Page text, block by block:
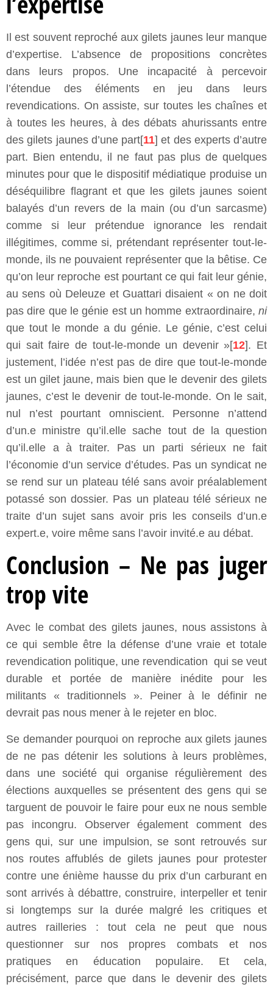
Il est souvent reproché aux gilets jaunes leur manque
d’expertise. L’absence de propositions concrètes
dans leurs propos. Une incapacité à percevoir
l’étendue des éléments en jeu dans leurs
revendications. On assiste, sur toutes les chaînes et
à toutes les heures, à des débats ahurissants entre
des gilets jaunes d’une part[11] et des experts d’autre
part. Bien entendu, il ne faut pas plus de quelques
minutes pour que le dispositif médiatique produise un
déséquilibre flagrant et que les gilets jaunes soient
balayés d’un revers de la main (ou d’un sarcasme)
comme si leur prétendue ignorance les rendait
illégitimes, comme si, prétendant représenter tout-le-
monde, ils ne pouvaient représenter que la bêtise. Ce
qu’on leur reproche est pourtant ce qui fait leur génie,
au sens où Deleuze et Guattari disaient « on ne doit
pas dire que le génie est un homme extraordinaire, ni
que tout le monde a du génie. Le génie, c’est celui
qui sait faire de tout-le-monde un devenir »[12]. Et
justement, l’idée n’est pas de dire que tout-le-monde
est un gilet jaune, mais bien que le devenir des gilets
jaunes, c’est le devenir de tout-le-monde. On le sait,
nul n’est pourtant omniscient. Personne n’attend
d’un.e ministre qu’il.elle sache tout de la question
qu’il.elle a à traiter. Pas un parti sérieux ne fait
l’économie d’un service d’études. Pas un syndicat ne
se rend sur un plateau télé sans avoir préalablement
potassé son dossier. Pas un plateau télé sérieux ne
traite d’un sujet sans avoir pris les conseils d’un.e
expert.e, voire même sans l’avoir invité.e au débat.
Conclusion – Ne pas juger
trop vite
Avec le combat des gilets jaunes, nous assistons à
ce qui semble être la défense d’une vraie et totale
revendication politique, une revendication qui se veut
durable et portée de manière inédite pour les
militants « traditionnels ». Peiner à le définir ne
devrait pas nous mener à le rejeter en bloc.
Se demander pourquoi on reproche aux gilets jaunes
de ne pas détenir les solutions à leurs problèmes,
dans une société qui organise régulièrement des
élections auxquelles se présentent des gens qui se
targuent de pouvoir le faire pour eux ne nous semble
pas incongru. Observer également comment des
gens qui, sur une impulsion, se sont retrouvés sur
nos routes affublés de gilets jaunes pour protester
contre une énième hausse du prix d’un carburant en
sont arrivés à débattre, construire, interpeller et tenir
si longtemps sur la durée malgré les critiques et
autres railleries : tout cela ne peut que nous
questionner sur nos propres combats et nos
pratiques en éducation populaire. Et cela,
précisément, parce que dans le devenir des gilets